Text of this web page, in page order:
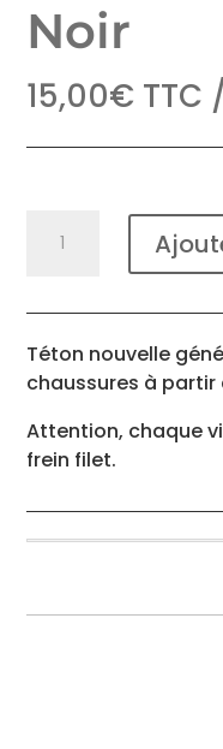
Noir
15,00€ TTC /
de
verrouillage
2023
Noir
Téton nouvelle
chaussures à partir
Attention, chaque
frein filet.